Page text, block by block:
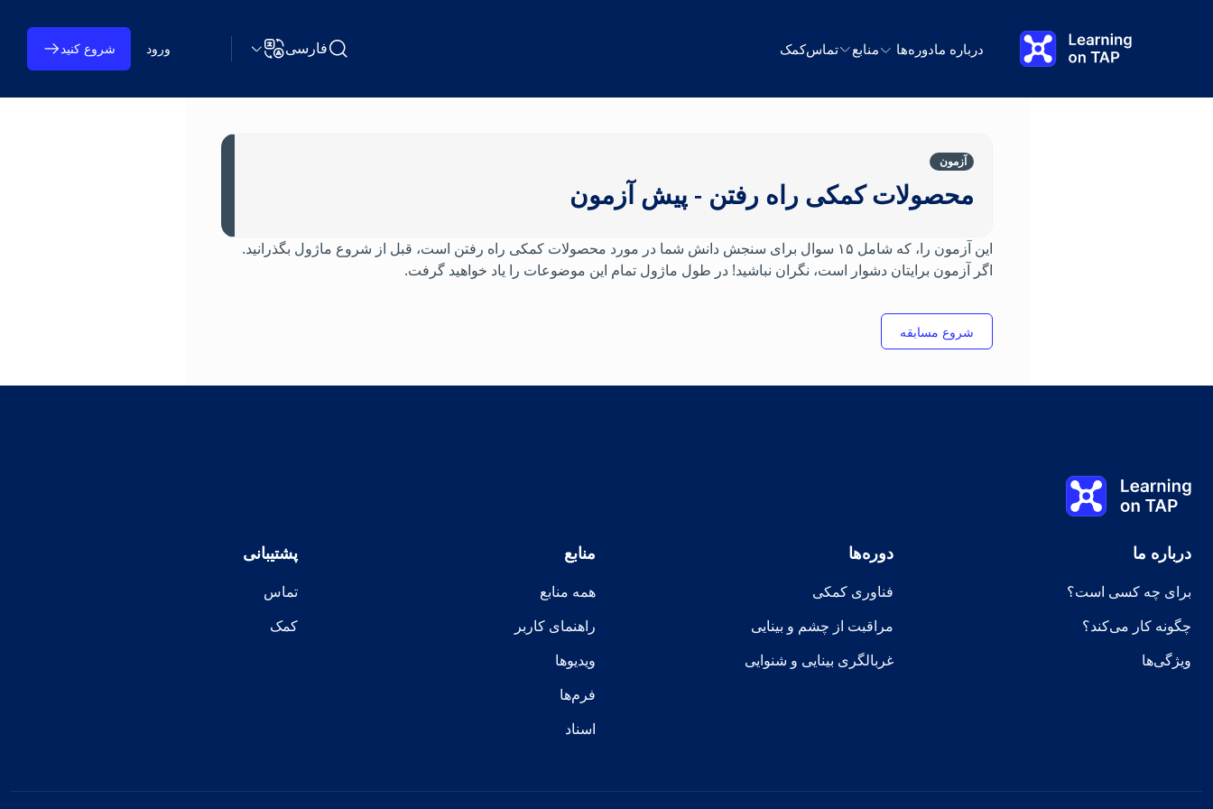
درباره مادوره‌ها منابع تماسکمک جستجو Learning on TAPفارسیتغییر زبان ورود شروع کنید
آزمون
محصولات کمکی راه رفتن - پیش آزمون
این آزمون را، که شامل ۱۵ سوال برای سنجش دانش شما در مورد محصولات کمکی راه رفتن است، قبل از شروع ماژول بگذرانید.
اگر آزمون برایتان دشوار است، نگران نباشید! در طول ماژول تمام این موضوعات را یاد خواهید گرفت.
Learning on TAP - خانه
درباره ما
برای چه کسی است؟
چگونه کار می‌کند؟
ویژگی‌ها
دوره‌ها
فناوری کمکی
مراقبت از چشم و بینایی
غربالگری بینایی و شنوایی
منابع
همه منابع
راهنمای کاربر
ویدیوها
فرم‌ها
اسناد
پشتیبانی
تماس
کمک